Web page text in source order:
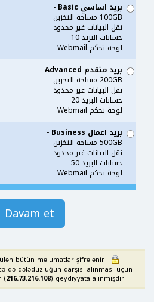
بريد اساسي Basic
-
100GB مساحة التخزين
نقل البيانات غير محدود
حسابات البريد 10
لوحة تحكم Webmail
بريد متقدم Advanced
-
200GB مساحة التخزين
نقل البيانات غير محدود
حسابات البريد 20
لوحة تحكم Webmail
بريد اعمال Business
-
500GB مساحة التخزين
نقل البيانات غير محدود
حسابات البريد 50
لوحة تحكم Webmail
Davam et
bütün məlumatlar şifrələnir.
də dələduzluğun qarşısı alınması üçün
(216.73.216.108) qeydiyyata alınmışdır.